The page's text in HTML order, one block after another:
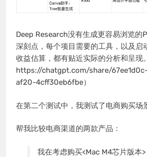
Deep Research没有生成更容易浏览的
深刻点，每个项目需要的工具，以及启
收益估算，都有贴近实际的分析和呈现
https://chatgpt.com/share/
af20-4cff30eb6fbe）
在第二个测试中，我测试了电商购买场
帮我比较电商渠道的两款产品：
我在考虑购买<Mac M4芯片版本